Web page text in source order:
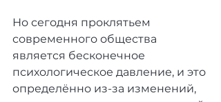
Но сегодня проклятьем
современного общества
является бесконечное
психологическое давление, и это
определённо из-за изменений,